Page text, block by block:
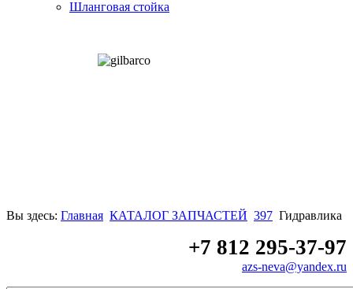
Шланговая стойка
Вы здесь: Главная КАТАЛОГ ЗАПЧАСТЕЙ 397 Гидравлика
+7 812 295-37-97
azs-neva@yandex.ru